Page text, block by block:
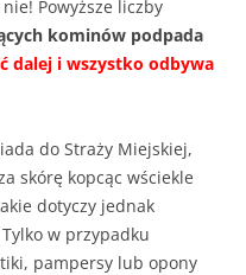
Powyższe liczby
kominów podpada
dalej i wszystko odbywa
do Straży Miejskiej,
skórę kopcąc wściekle
dotyczy jednak
Tylko w przypadku
pampersy lub opony